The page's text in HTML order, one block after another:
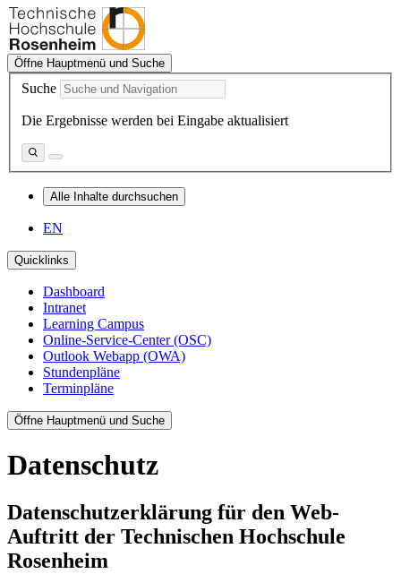
Öffne Hauptmenü und Suche
Suche
Die Ergebnisse werden bei Eingabe aktualisiert
Alle Inhalte durchsuchen
EN
Quicklinks
Dashboard
Intranet
Learning Campus
Online-Service-Center (OSC)
Outlook Webapp (OWA)
Stundenpläne
Terminpläne
Öffne Hauptmenü und Suche
Datenschutz
Datenschutzerklärung für den Web-
Auftritt der Technischen Hochschule
Rosenheim